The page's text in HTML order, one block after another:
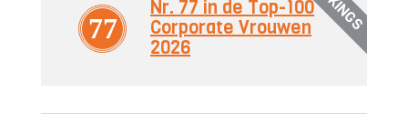
77
Nr. 77 in de Top-100
Corporate Vrouwen
2026